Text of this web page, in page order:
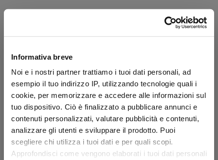
Informativa breve
Noi e i nostri partner trattiamo i tuoi dati personali, ad
esempio il tuo indirizzo IP, utilizzando tecnologie quali i
cookie, per memorizzare e accedere alle informazioni sul
tuo dispositivo. Ciò è finalizzato a pubblicare annunci e
contenuti personalizzati, valutare pubblicità e contenuti,
analizzare gli utenti e sviluppare il prodotto. Puoi
scegliere chi utilizza i tuoi dati e per quali scopi.
Approfondisci come vengono elaborati i tuoi dati personali